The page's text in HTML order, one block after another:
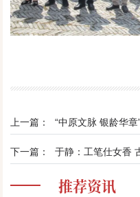
推荐资讯
上一篇：
下一篇： 于静：工笔仕女香